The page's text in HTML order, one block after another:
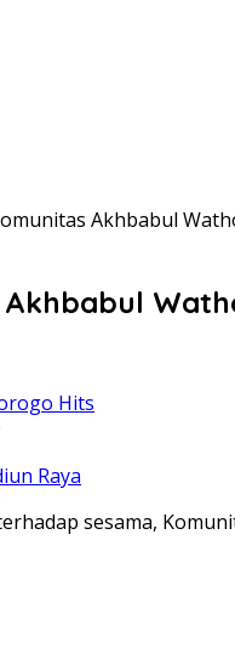
Akhbabul
Hits
Raya
sesama,